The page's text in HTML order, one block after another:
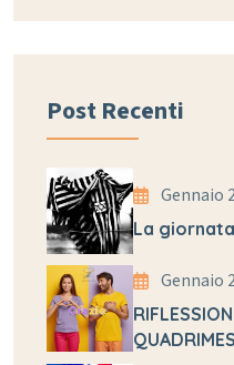
Post Recenti
Gennaio
La
Gennaio